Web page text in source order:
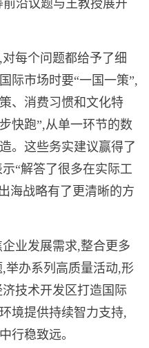
前沿议题与王教授展开
每个问题都给予了细
际市场时要“一国一策”,
、消费习惯和文化特
快跑”,从单一环节的数
。这些务实建议赢得了
“解答了很多在实际工
海战略有了更清晰的方
业发展需求,整合更多
举办系列高质量活动,形
技术开发区打造国际
境提供持续智力支持,
行稳致远。